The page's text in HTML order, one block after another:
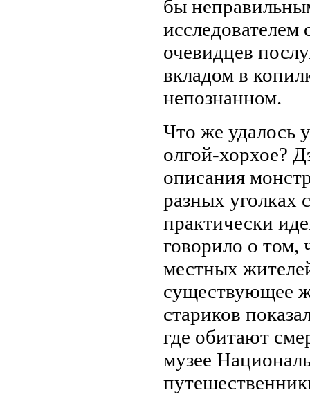
бы
исследователем
очевидцев
вкладом в
непознанном.
Что же удалось
олгой-хорхое?
описания
разных уголках
практически
говорило о том,
местных
существующее
стариков
где обитают
музее